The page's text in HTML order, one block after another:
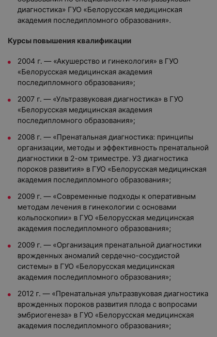
диагностика» ГУО «Белорусская медицинская
академия последипломного образования».
Курсы повышения квалификации
2004 г. — «Акушерство и гинекология» в ГУО
«Белорусская медицинская академия
последипломного образования»;
2007 г. — «Ультразвуковая диагностика» в ГУО
«Белорусская медицинская академия
последипломного образования»;
2008 г. — «Пренатальная диагностика: принципы
организации, методы и эффективность пренатальной
диагностики в 2-ом триместре. УЗ диагностика
пороков развития» в ГУО «Белорусская медицинская
академия последипломного образования»;
2009 г. — «Современные подходы к оперативным
методам лечения в гинекологии с основами
кольпоскопии» в ГУО «Белорусская медицинская
академия последипломного образования»;
2009 г. — «Организация пренатальной диагностики
врожденных аномалий сердечно-сосудистой
системы» в ГУО «Белорусская медицинская
академия последипломного образования»;
2012 г. — «Пренатальная ультразвуковая диагностика
врожденных пороков развития плода с вопросами
эмбриогенеза» в ГУО «Белорусская медицинская
академия последипломного образования»;